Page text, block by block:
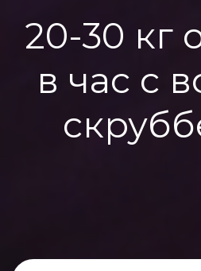
20-30 кг
в час с